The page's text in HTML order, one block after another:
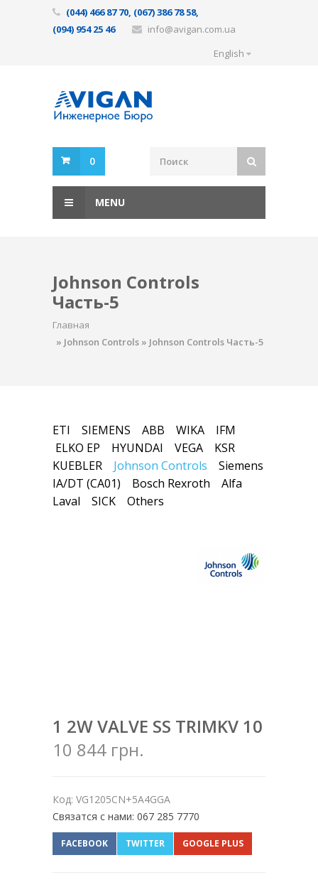
(044) 466 87 70, (067) 386 78 58,
(094) 954 25 46
info@avigan.com.ua
English
0
MENU
Johnson Controls
Часть-5
Главная
» Johnson Controls » Johnson Controls Часть-5
ETI SIEMENS ABB WIKA
IFM
ELKO EP
HYUNDAI VEGA
KSR
KUEBLER
Johnson Controls
Siemens
IA/DT (CA01)
Bosch Rexroth
Alfa
Laval
SICK Others
1 2W VALVE SS TRIMKV 10
10 844 грн.
Код: VG1205CN+5A4GGA
Связатся с нами: 067 285 7770
FACEBOOK TWITTER GOOGLE PLUS